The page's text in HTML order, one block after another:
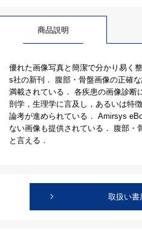
商品説明
優れた画像写真と簡潔で分かり易く
s社の新刊． 腹部・骨盤画像の正確
満載されている． 各疾患の画像診断
剖学，生理学に言及し，あるいは特
論考が進められている． Amirsys
ない画像も提供されている． 腹部・
と言える．
取扱い書